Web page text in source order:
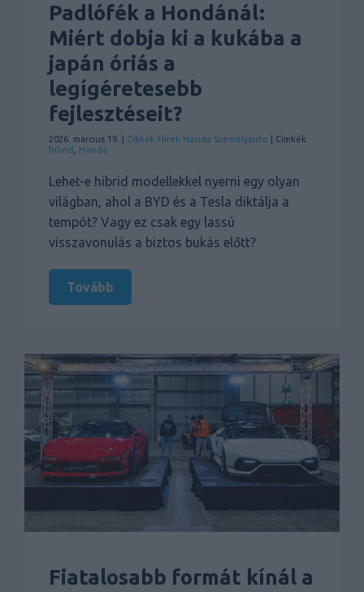
Padlófék a Hondánál:
Miért dobja ki a kukába a
japán óriás a
legígéretesebb
fejlesztéseit?
2026. március 19. | Cikkek Hírek Honda Személyauto | Címkék:
hibrid
Honda
Lehet-e hibrid modellekkel nyerni egy olyan
világban, ahol a BYD és a Tesla diktálja a
tempót? Vagy ez csak egy lassú
visszavonulás a biztos bukás előtt?
Tovább
Fiatalosabb formát kínál a